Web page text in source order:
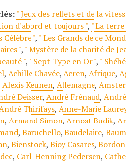
" Jeux des reflets et de la
d'abord et toujours ", " La terre
Célèbre ", " Les Grands de ce
", " Mystère de la charité de
", " Sept Type en Or ", "
,Achille Chavée,Acren,Afrique,
Alexis Keunen,Allemagne,
Deisser,André Frénaud,
Thirifays,Anne-Marie
,Armand Simon,Arnost Budik,
,Baruchello,Baudelaire,
,Bienstock,Bioy Casares,
, Carl-Henning Pedersen,